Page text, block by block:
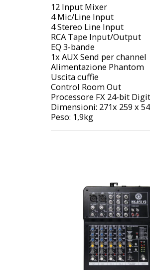
12 Input Mixer
4 Mic/Line Input
4 Stereo Line Input
RCA Tape Input/Output
EQ 3-bande
1x AUX Send per channel
Alimentazione Phantom
Uscita cuffie
Control Room Out
Processore FX 24-bit
Dimensioni: 271x 259 x
Peso: 1,9kg